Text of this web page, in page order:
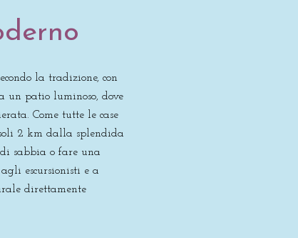
la tradizione, con
un patio luminoso, dove
Come tutte le case
2 km dalla splendida
sabbia o fare una
escursionisti e a
direttamente